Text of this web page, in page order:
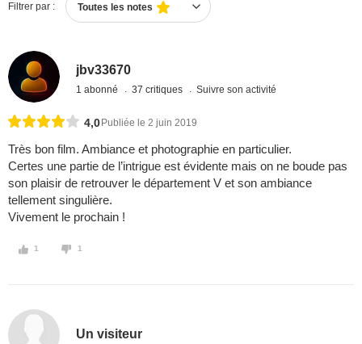
Filtrer par : Toutes les notes
jbv33670
1 abonné 37 critiques Suivre son activité
4,0 Publiée le 2 juin 2019
Très bon film. Ambiance et photographie en particulier.
Certes une partie de l’intrigue est évidente mais on ne boude pas
son plaisir de retrouver le département V et son ambiance
tellement singulière.
Vivement le prochain !
1 1
Un visiteur